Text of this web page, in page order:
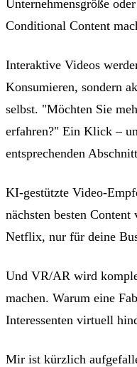
Unternehmensgröße
Conditional Content
Interaktive Videos
Konsumieren, sondern
selbst. "Möchten Sie
erfahren?" Ein Klick –
entsprechenden
KI-gestützte Video-
nächsten besten
Netflix, nur für deine
Und VR/AR wird
machen. Warum eine
Interessenten virtuell
Mir ist kürzlich